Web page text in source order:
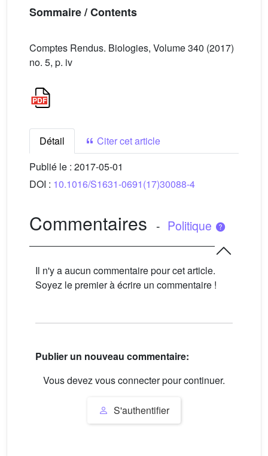
Sommaire / Contents
Comptes Rendus. Biologies, Volume 340 (2017)
no. 5, p. iv
Détail
Citer cet article
Publié le : 2017-05-01
DOI : 10.1016/S1631-0691(17)30088-4
Commentaires - Politique
Il n'y a aucun commentaire pour cet article.
Soyez le premier à écrire un commentaire !
Publier un nouveau commentaire:
Vous devez vous connecter pour continuer.
S'authentifier